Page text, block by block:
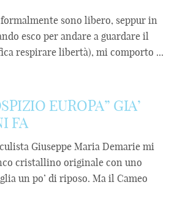
sono libero, seppur in
esco per andare a guardare il
respirare libertà), mi comporto ...
EUROPA” GIA’
FA
Giuseppe Maria Demarie mi
cristallino originale con uno
un po’ di riposo. Ma il Cameo